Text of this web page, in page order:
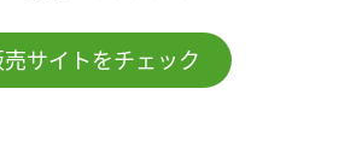
売サイトをチェック